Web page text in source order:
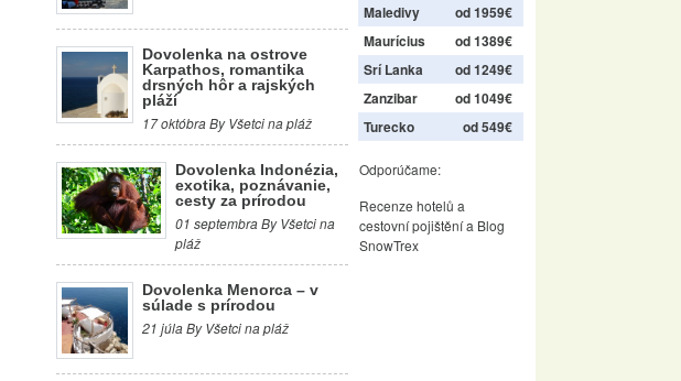
Dovolenka na ostrove
Karpathos, romantika
drsných hôr a rajských
pláží
17 októbra By Všetci na pláž
Dovolenka Indonézia,
exotika, poznávanie,
cesty za prírodou
01 septembra By Všetci na
pláž
Dovolenka Menorca – v
súlade s prírodou
21 júla By Všetci na pláž
Maledivy
od 1959€
Maurícius
od 1389€
Srí Lanka
od 1249€
Zanzibar
od 1049€
Turecko
od 549€
Odporúčame:
Recenze hotelů a
cestovní pojištěnía Blog
SnowTrex